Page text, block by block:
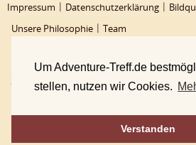
Um Adventure-Treff.de
stellen, nutzen wir Cookies.
Verstanden
Impressum Datenschutzerklärung
Unsere Philosophie
Team
2000 - 2026 Adventure-Treff